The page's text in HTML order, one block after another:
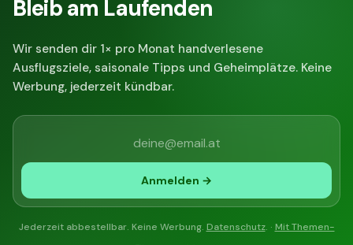
Bleib am Laufenden
Wir senden dir 1× pro Monat handverlesene
Ausflugsziele, saisonale Tipps und Geheimplätze. Keine
Werbung, jederzeit kündbar.
Anmelden →
Jederzeit abbestellbar. Keine Werbung. Datenschutz. · Mit Themen-